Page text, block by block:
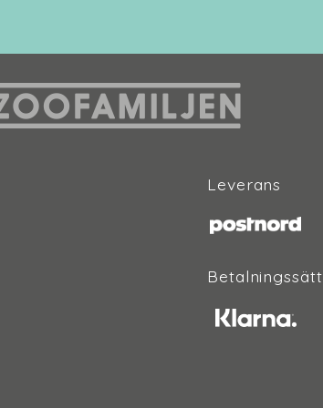
Leverans
Betalningssätt